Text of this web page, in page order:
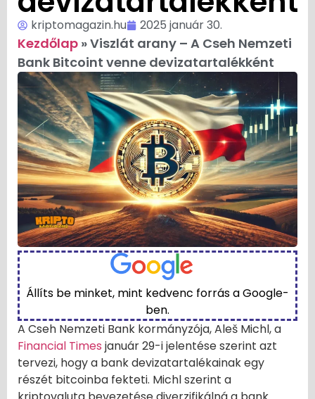
kriptomagazin.hu 2025 január 30.
Kezdőlap »Viszlát arany – A Cseh Nemzeti
Bank Bitcoint venne devizatartalékként
Állíts be minket, mint kedvenc forrás a Google-
ben.
A Cseh Nemzeti Bank kormányzója, Aleš Michl, a
Financial Times január 29-i jelentése szerint azt
tervezi, hogy a bank devizatartalékainak egy
részét bitcoinba fekteti. Michl szerint a